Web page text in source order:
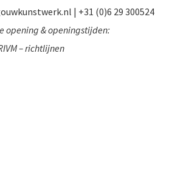
| +31 (0)6 29 300524
opening & openingstijden:
– richtlijnen